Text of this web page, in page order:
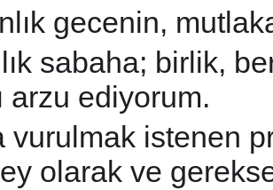
gecenin,
sabaha; birlik,
arzu ediyorum.
vurulmak istenen
olarak ve